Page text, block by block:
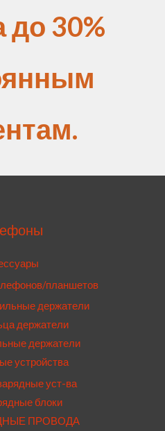
до 30%
планшетов
держатели
держатели
держатели
устройства
уст-ва
блоки
ПРОВОДА